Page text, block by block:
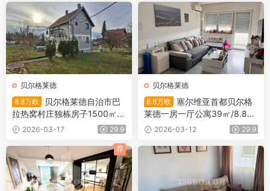
贝尔格莱德
8.8万欧
贝尔格莱德自治市巴
拉热窝村庄独栋房子1500㎡/7
2㎡/8.8万欧
2026-03-17 29.9
贝尔格莱德
8.8万欧
塞尔维亚首都贝尔格
莱德一房一厅公寓39㎡/8.8万
欧 2026-03-12 29.9
荐